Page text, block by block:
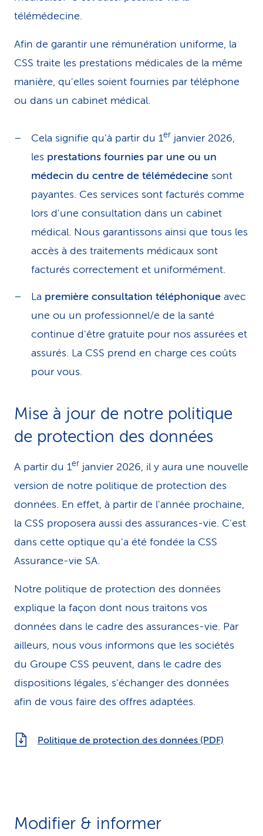
individuelle
selon la LCA – variante Sanagate
Assurance pour soins dentaires – variante
Sanagate
Sanagate
télémédecine.
Afin de garantir une rémunération uniforme, la
CSS traite les prestations médicales de la même
manière, qu'elles soient fournies par téléphone
ou dans un cabinet médical.
Cela signifie qu'à partir du 1er janvier 2026,
les prestations fournies par une ou un
médecin du centre de télémédecine sont
payantes. Ces services sont facturés comme
lors d'une consultation dans un cabinet
médical. Nous garantissons ainsi que tous les
accès à des traitements médicaux sont
facturés correctement et uniformément.
La première consultation téléphonique avec
une ou un professionnel/e de la santé
continue d'être gratuite pour nos assurées et
assurés. La CSS prend en charge ces coûts
pour vous.
Mise à jour de notre politique
de protection des données
A partir du 1er janvier 2026, il y aura une nouvelle
version de notre politique de protection des
données. En effet, à partir de l'année prochaine,
la CSS proposera aussi des assurances-vie. C'est
dans cette optique qu'a été fondée la CSS
Assurance-vie SA.
Notre politique de protection des données
explique la façon dont nous traitons vos
données dans le cadre des assurances-vie. Par
ailleurs, nous vous informons que les sociétés
du Groupe CSS peuvent, dans le cadre des
dispositions légales, s'échanger des données
afin de vous faire des offres adaptées.
Politique de protection des données (PDF)
Modifier & informer